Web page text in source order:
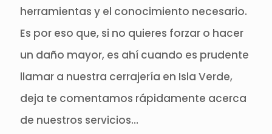
herramientas y el conocimiento necesario.
Es por eso que, si no quieres forzar o hacer
un daño mayor, es ahí cuando es prudente
llamar a nuestra cerrajería en Isla Verde,
deja te comentamos rápidamente acerca
de nuestros servicios…